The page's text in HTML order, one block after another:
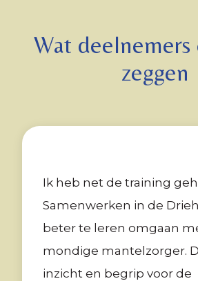
Wat deelnemers
zeggen
Ik heb net de training
Samenwerken in de
beter te leren omgaan
mondige mantelzorger.
inzicht en begrip voor de